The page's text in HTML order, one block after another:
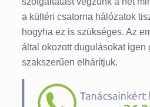
a kültéri csatorna hálózatok
hogyha ez is szükséges. Az
által okozott dugulásokat igen
szakszerűen elhárítjuk.